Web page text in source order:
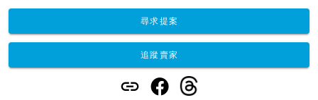
尋求提案
追蹤賣家